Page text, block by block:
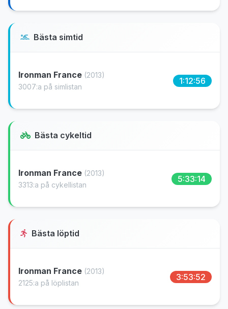
Bästa simtid
Ironman France (2013)
3007:a på simlistan
1:12:56
Bästa cykeltid
Ironman France (2013)
3313:a på cykellistan
5:33:14
Bästa löptid
Ironman France (2013)
2125:a på löplistan
3:53:52